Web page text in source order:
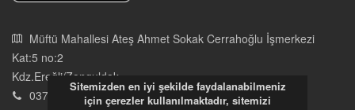
03723121008
eregliyeniufuk@gmail.com
İstek, Şikayetleriniz İçin Tıklayın
Sitemizden en iyi şekilde faydalanabilmeniz
için çerezler kullanılmaktadır, sitemizi